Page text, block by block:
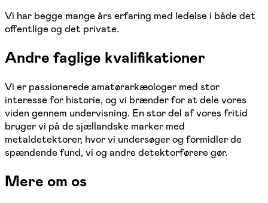
Vi har begge mange års erfaring med ledelse i både det
offentlige og det private.
Andre faglige kvalifikationer
Vi er passionerede amatørarkæologer med stor
interesse for historie, og vi brænder for at dele vores
viden gennem undervisning. En stor del af vores fritid
bruger vi på de sjællandske marker med
metaldetektorer, hvor vi undersøger og formidler de
spændende fund, vi og andre detektorførere gør.
Mere om os